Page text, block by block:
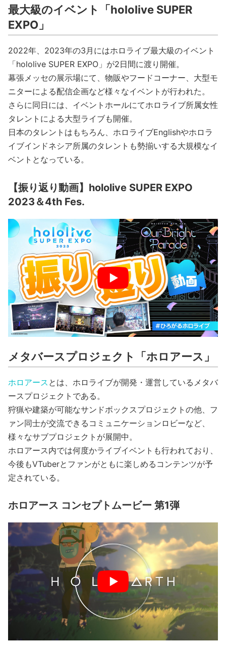
最大級のイベント「hololive SUPER
EXPO」
2022年、2023年の3月にはホロライブ最大級のイベント
「hololive SUPER EXPO」が2日間に渡り開催。
幕張メッセの展示場にて、物販やフードコーナー、大型モ
ニターによる配信企画など様々なイベントが行われた。
さらに同日には、イベントホールにてホロライブ所属女性
タレントによる大型ライブも開催。
日本のタレントはもちろん、ホロライブEnglishやホロラ
イブインドネシア所属のタレントも勢揃いする大規模なイ
ベントとなっている。
【振り返り動画】hololive SUPER EXPO
2023＆4th Fes.
メタバースプロジェクト「ホロアース」
ホロアース とは、ホロライブが開発・運営しているメタバ
ースプロジェクトである。
狩猟や建築が可能なサンドボックスプロジェクトの他、フ
ァン同士が交流できるコミュニケーションロビーなど、
様々なサブプロジェクトが展開中。
ホロアース内では何度かライブイベントも行われており、
今後もVTuberとファンがともに楽しめるコンテンツが予
定されている。
ホロアース コンセプトムービー 第1弾